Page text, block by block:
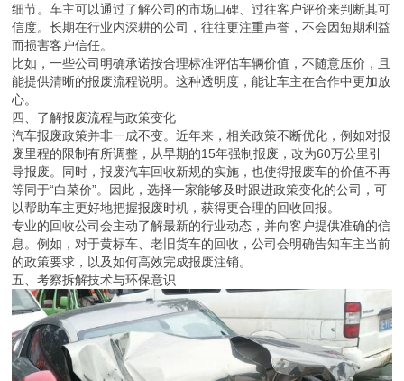
细节。车主可以通过了解公司的市场口碑、过往客户评价来判断其可
信度。长期在行业内深耕的公司，往往更注重声誉，不会因短期利益
而损害客户信任。
比如，一些公司明确承诺按合理标准评估车辆价值，不随意压价，且
能提供清晰的报废流程说明。这种透明度，能让车主在合作中更加放
心。
四、了解报废流程与政策变化
汽车报废政策并非一成不变。近年来，相关政策不断优化，例如对报
废里程的限制有所调整，从早期的15年强制报废，改为60万公里引
导报废。同时，报废汽车回收新规的实施，也使得报废车的价值不再
等同于“白菜价”。因此，选择一家能够及时跟进政策变化的公司，可
以帮助车主更好地把握报废时机，获得更合理的回收回报。
专业的回收公司会主动了解最新的行业动态，并向客户提供准确的信
息。例如，对于黄标车、老旧货车的回收，公司会明确告知车主当前
的政策要求，以及如何高效完成报废注销。
五、考察拆解技术与环保意识